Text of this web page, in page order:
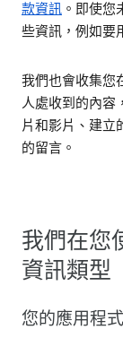
款資訊 。即使您
些資訊，例如要
我們也會收集您
人處收到的內容
片和影片、建立
的留言。
我們在您
資訊類型
您的應用程